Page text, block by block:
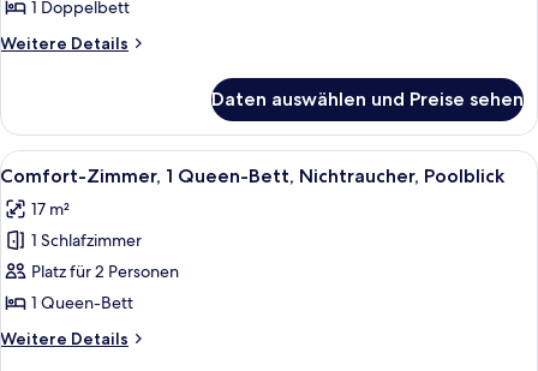
barrierearm,
Nichtraucher
1 Doppelbett
Weitere Details
Weitere
1
Doppelbett,
barrierearm,
Daten auswählen und Preise sehen
Alle
Fotos
für
Comfort-
Zimmer,
1
Queen-
Bett,
Ein Hotelzimmer mit einem großen
10
Comfort-Zimmer, 1 Queen-Bett, Nichtraucher, Poolblick
17 m²
1 Schlafzimmer
Platz für 2 Personen
1 Queen-Bett
Weitere Details
Weitere